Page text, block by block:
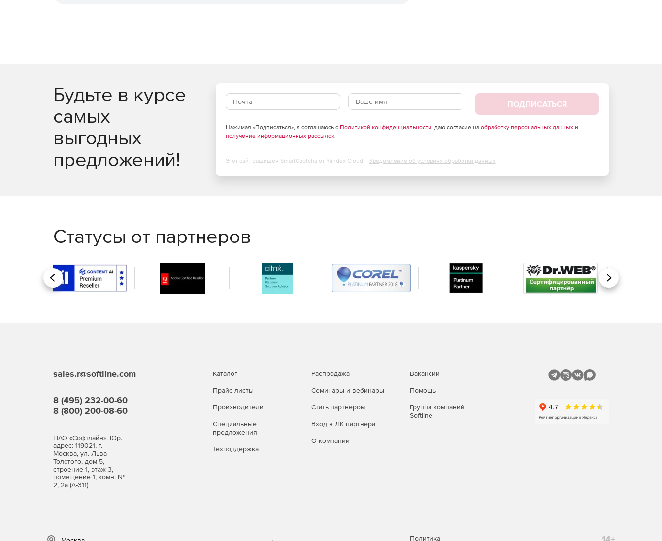
Будьте в курсе
самых
выгодных
предложений!
ПОДПИСАТЬСЯ
Нажимая «Подписаться», я соглашаюсь с Политикой конфиденциальности, даю согласие на обработку персональных данныхи
получение информационных рассылок.
Этот сайт защищен SmartCaptcha от Yandex Cloud - Уведомление об условиях обработки данных
Статусы от партнеров
Назад Вперед
sales.r@softline.com
8 (495) 232-00-60
8 (800) 200-08-60
ПАО «Софтлайн». Юр.
адрес: 119021, г.
Москва, ул. Льва
Толстого, дом 5,
строение 1, этаж 3,
помещение 1, комн. №
2, 2а (А-311)
Каталог
Прайс-листы
Производители
Специальные
предложения
Техподдержка
Распродажа
Семинары и вебинары
Стать партнером
Вход в ЛК партнера
О компании
Вакансии
Помощь
Группа компаний
Softline
Политика 14+